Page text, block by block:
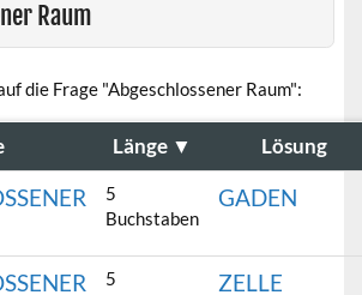
Raum
die Frage "Abgeschlossener Raum":
Länge ▼ Lösung
5
Buchstaben
GADEN
5
ZELLE